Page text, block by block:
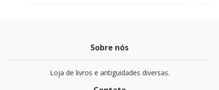
Sobre nós
Loja de livros e antiguidades diversas.